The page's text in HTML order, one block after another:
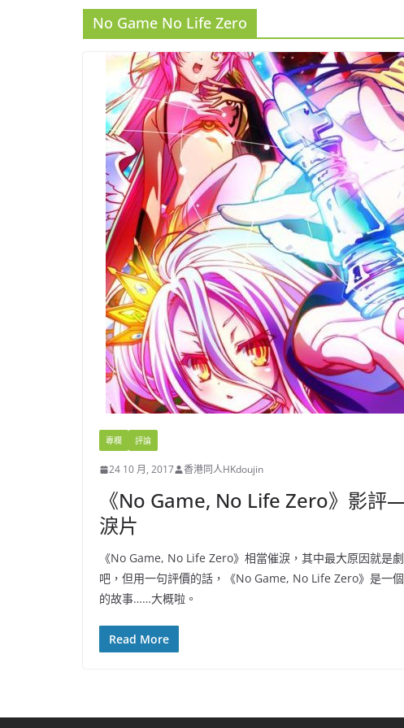
No Game No Life Zero
專欄 評論
24 10 月, 2017 香港同人HKdoujin
《No Game, No Life Zero》影
淚片
《No Game, No Life Zero》相當催淚，其中最大原因就是
吧，但用一句評價的話，《No Game, No Life Zero》是一
的故事……大概啦。
Read More